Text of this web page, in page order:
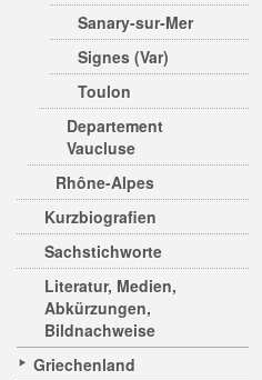
Sanary-sur-Mer
Signes (Var)
Toulon
Departement
Vaucluse
Rhône-Alpes
Kurzbiografien
Sachstichworte
Literatur, Medien,
Abkürzungen,
Bildnachweise
Griechenland